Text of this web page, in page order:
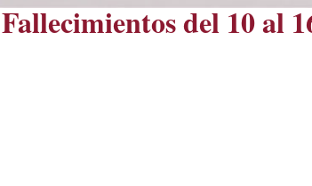
Fallecimientos del 10 al